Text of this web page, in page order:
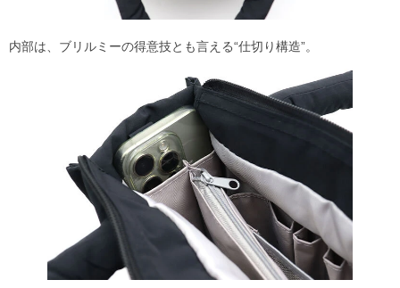
内部は、ブリルミーの得意技とも言える“仕切り構造”。